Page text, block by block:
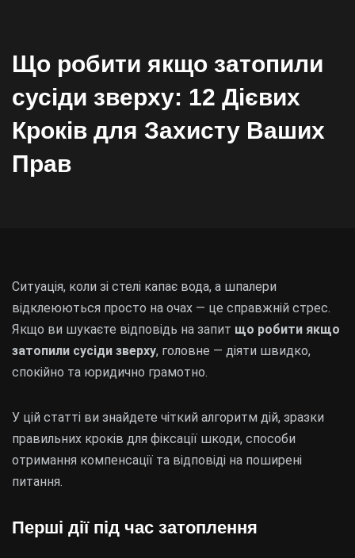
Що робити якщо затопили
сусіди зверху: 12 Дієвих
Кроків для Захисту Ваших
Прав
Ситуація, коли зі стелі капає вода, а шпалери
відклеюються просто на очах — це справжній стрес.
Якщо ви шукаєте відповідь на запит що робити якщо
затопили сусіди зверху, головне — діяти швидко,
спокійно та юридично грамотно.
У цій статті ви знайдете чіткий алгоритм дій, зразки
правильних кроків для фіксації шкоди, способи
отримання компенсації та відповіді на поширені
питання.
Перші дії під час затоплення